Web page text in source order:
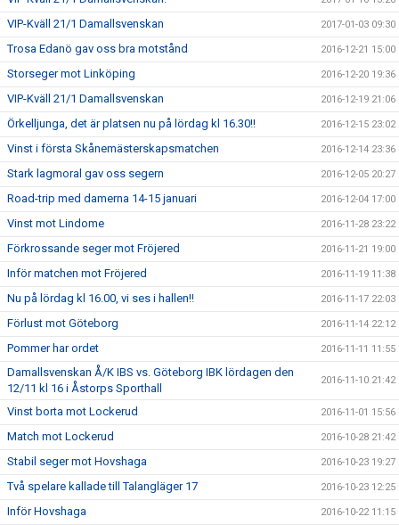
VIP-Kväll 21/1 Damallsvenskan 2017-01-03 09:30
Trosa Edanö gav oss bra motstånd 2016-12-21 15:00
Storseger mot Linköping 2016-12-20 19:36
VIP-Kväll 21/1 Damallsvenskan 2016-12-19 21:06
Örkelljunga, det är platsen nu på lördag kl 16.30!! 2016-12-15 23:02
Vinst i första Skånemästerskapsmatchen 2016-12-14 23:36
Stark lagmoral gav oss segern 2016-12-05 20:27
Road-trip med damerna 14-15 januari 2016-12-04 17:00
Vinst mot Lindome 2016-11-28 23:22
Förkrossande seger mot Fröjered 2016-11-21 19:00
Inför matchen mot Fröjered 2016-11-19 11:38
Nu på lördag kl 16.00, vi ses i hallen!! 2016-11-17 22:03
Förlust mot Göteborg 2016-11-14 22:12
Pommer har ordet 2016-11-11 11:55
Damallsvenskan Å/K IBS vs. Göteborg IBK lördagen den
12/11 kl 16 i Åstorps Sporthall
2016-11-10 21:42
Vinst borta mot Lockerud 2016-11-01 15:56
Match mot Lockerud 2016-10-28 21:42
Stabil seger mot Hovshaga 2016-10-23 19:27
Två spelare kallade till Talangläger 17 2016-10-23 12:25
Inför Hovshaga 2016-10-22 11:15